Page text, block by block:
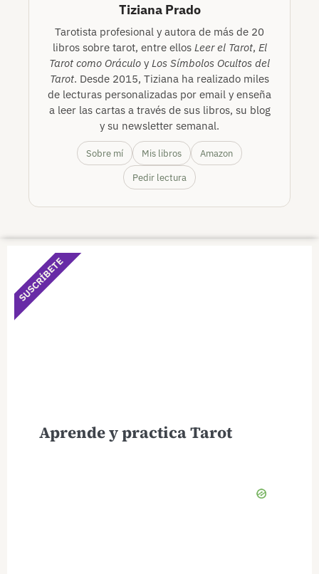
Tiziana Prado
Tarotista profesional y autora de más de 20
libros sobre tarot, entre ellos Leer el Tarot, El
Tarot como Oráculo y Los Símbolos Ocultos del
Tarot. Desde 2015, Tiziana ha realizado miles
de lecturas personalizadas por email y enseña
a leer las cartas a través de sus libros, su blog
y su newsletter semanal.
Sobre mí Mis libros Amazon
Pedir lectura
Aprende y practica Tarot
SUSCRÍBETE